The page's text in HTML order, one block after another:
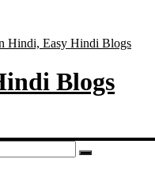
Blogs